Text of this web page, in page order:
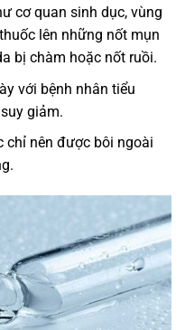
cơ quan sinh dục, vùng
lên những nốt mụn
bị chàm hoặc nốt ruồi.
với bệnh nhân tiểu
giảm.
chỉ nên được bôi ngoài